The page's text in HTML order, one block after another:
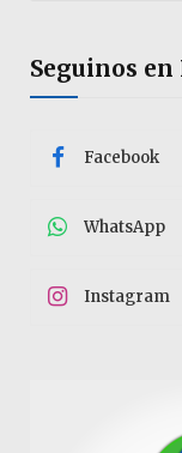
Seguinos en
Facebook
WhatsApp
Instagram